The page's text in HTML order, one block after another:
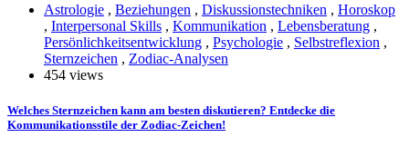
Astrologie , Beziehungen , Diskussionstechniken , Horoskop
, Interpersonal Skills , Kommunikation , Lebensberatung ,
Persönlichkeitsentwicklung , Psychologie , Selbstreflexion ,
Sternzeichen , Zodiac-Analysen
454 views
Welches Sternzeichen kann am besten diskutieren? Entdecke die
Kommunikationsstile der Zodiac-Zeichen!